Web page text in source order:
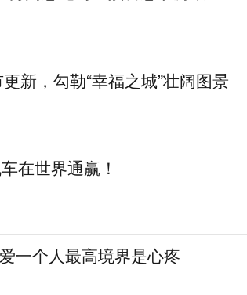
新，勾勒“幸福之城”壮阔图景
在世界通赢！
一个人最高境界是心疼